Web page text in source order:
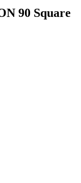
90 Square